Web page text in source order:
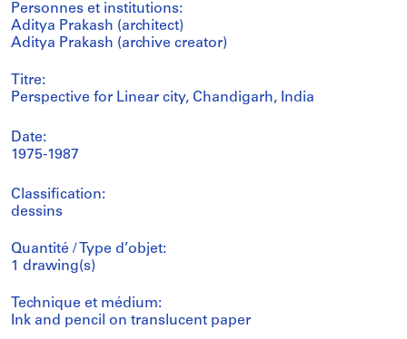
Personnes et institutions:
Aditya Prakash (architect)
Aditya Prakash (archive creator)
Titre:
Perspective for Linear city, Chandigarh, India
Date:
1975-1987
Classification:
dessins
Quantité / Type d’objet:
1 drawing(s)
Technique et médium:
Ink and pencil on translucent paper